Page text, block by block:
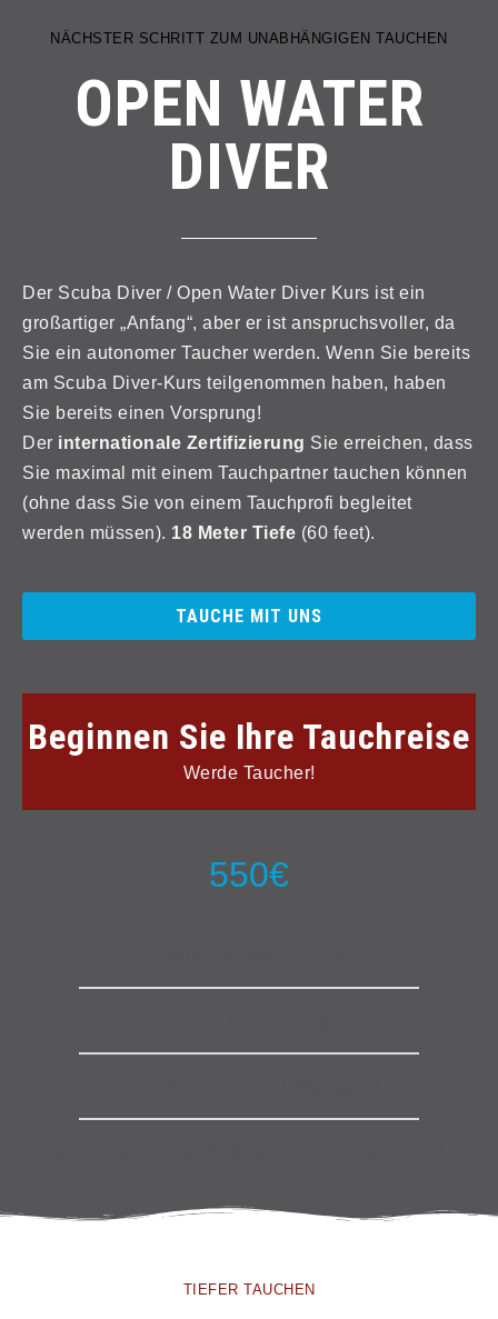
Beginnen Sie Ihre Tauchreise
Werde Taucher!
550€
NÄCHSTER SCHRITT ZUM UNABHÄNGIGEN TAUCHEN
OPEN WATER
DIVER
Der Scuba Diver / Open Water Diver Kurs ist ein
großartiger „Anfang“, aber er ist anspruchsvoller, da
Sie ein autonomer Taucher werden. Wenn Sie bereits
am Scuba Diver-Kurs teilgenommen haben, haben
Sie bereits einen Vorsprung!
Der internationale Zertifizierung Sie erreichen, dass
Sie maximal mit einem Tauchpartner tauchen können
(ohne dass Sie von einem Tauchprofi begleitet
werden müssen). 18 Meter Tiefe (60 feet).
TAUCHE MIT UNS
TIEFER TAUCHEN